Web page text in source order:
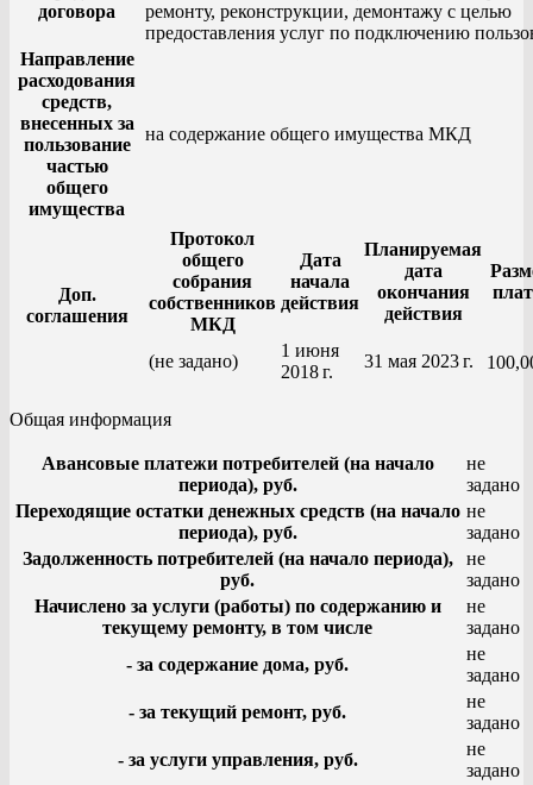
договора
ремонту, реконструкции, демонтажу с целью
предоставления услуг по подключению
Направление
расходования
средств,
внесенных за
пользование
частью
общего
имущества
на содержание общего имущества МКД
Доп.
соглашения
Протокол
общего
собрания
собственников
МКД
Дата
начала
действия
Планируемая
дата
окончания
действия
(не задано)
1 июня
2018 г.
31 мая 2023 г.
Общая информация
Авансовые платежи потребителей (на начало
периода), руб.
не
задано
Переходящие остатки денежных средств (на начало
периода), руб.
не
задано
Задолженность потребителей (на начало периода),
руб.
не
задано
Начислено за услуги (работы) по содержанию и
текущему ремонту, в том числе
не
задано
- за содержание дома, руб.
не
задано
- за текущий ремонт, руб.
не
задано
- за услуги управления, руб.
не
задано